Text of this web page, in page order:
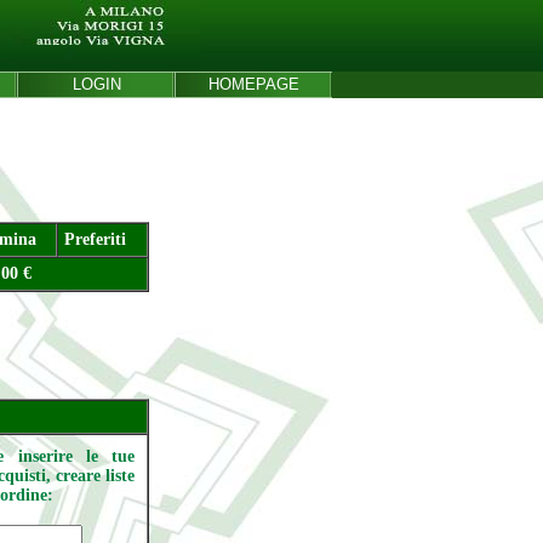
LOGIN HOMEPAGE
Preferiti
€
inserire le tue
creare liste